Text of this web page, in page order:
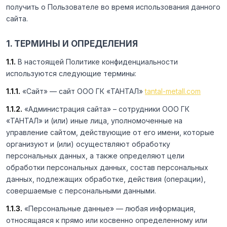
получить о Пользователе во время использования данного
сайта.
1. ТЕРМИНЫ И ОПРЕДЕЛЕНИЯ
1.1. В настоящей Политике конфиденциальности
используются следующие термины:
1.1.1. «Сайт» — сайт ООО ГК «ТАНТАЛ»tantal-metall.com
1.1.2. «Администрация сайта» – сотрудники ООО ГК
«ТАНТАЛ» и (или) иные лица, уполномоченные на
управление сайтом, действующие от его имени, которые
организуют и (или) осуществляют обработку
персональных данных, а также определяют цели
обработки персональных данных, состав персональных
данных, подлежащих обработке, действия (операции),
совершаемые с персональными данными.
1.1.3. «Персональные данные» — любая информация,
относящаяся к прямо или косвенно определенному или